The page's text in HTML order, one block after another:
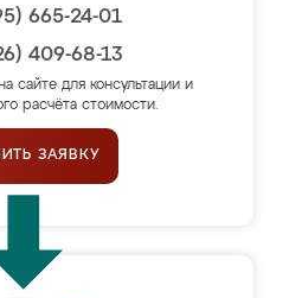
665-24-01
409-68-13
сайте для консультации и
расчёта стоимости.
ЗАЯВКУ